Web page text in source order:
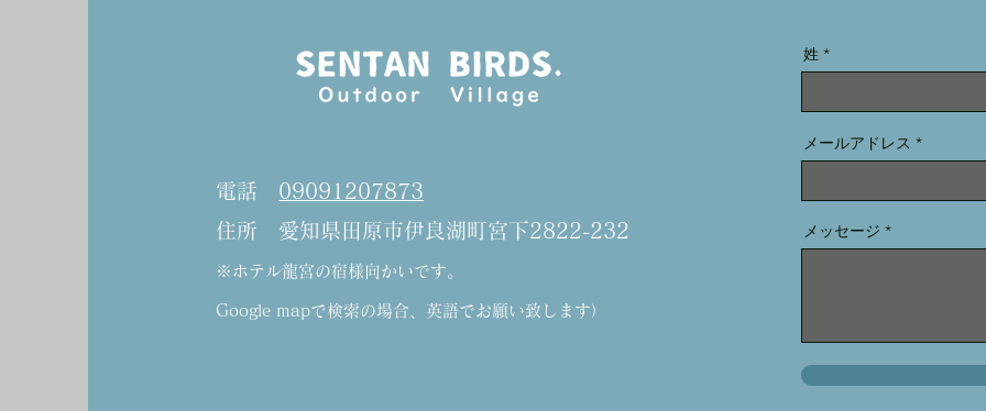
電話 09091207873
住所 愛知県田原市伊良湖町宮下2822-232
※ホテル龍宮の宿様向かいです。
Google mapで検索の場合、英語でお願い致します）
姓
メールアドレス
メッセージ